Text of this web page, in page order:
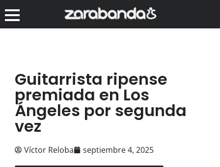
Guitarrista ripense
premiada en Los
Ángeles por segunda
vez
Víctor Reloba septiembre 4, 2025